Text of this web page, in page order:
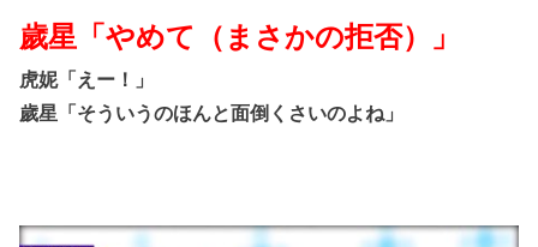
歲星「やめて（まさかの拒否）」
虎妮「えー！」
歲星「そういうのほんと面倒くさいのよね」